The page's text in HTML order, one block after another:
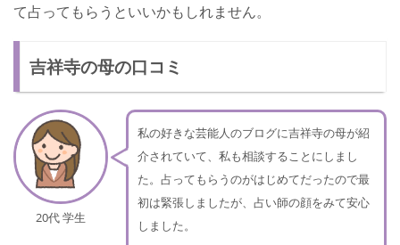
て占ってもらうといいかもしれません。
吉祥寺の母の口コミ
20代 学生
私の好きな芸能人のブログに吉祥寺の母が紹
介されていて、私も相談することにしまし
た。占ってもらうのがはじめてだったので最
初は緊張しましたが、占い師の顔をみて安心
しました。